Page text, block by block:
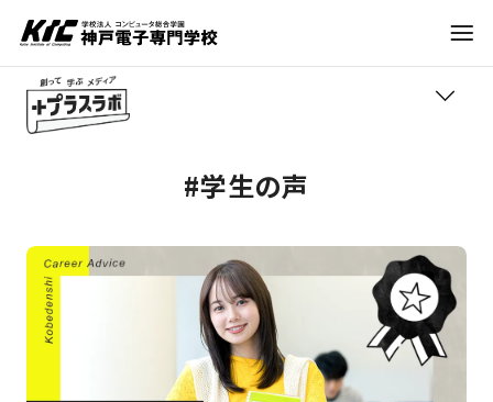
就職・資格
学びの紹介
職業紹介
#学生の声